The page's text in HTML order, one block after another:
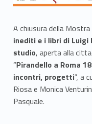
A chiusura della Mostra
inediti e i libri di Luigi
studio, aperta alla
“Pirandello a Roma
incontri, progetti“, a
Riosa e Monica
Pasquale.